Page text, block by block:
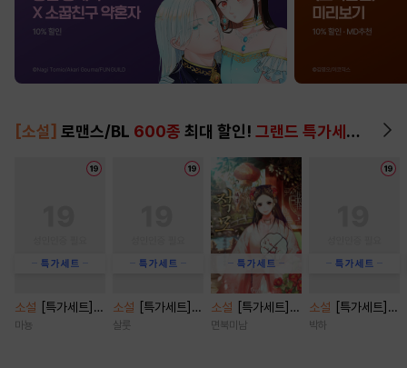
[소설] 로맨스/BL 600종 최대 할인! 그랜드 특가세트
소설
[특가세트]
난파선 [단행본]
마뇽
소설
[특가세트]
[BL] 가짜 스폰
살룻
소설
[특가세트]
적모 [단행본]
면북미남
소설
[특가세트]
관계의 밀도 [단행
박하